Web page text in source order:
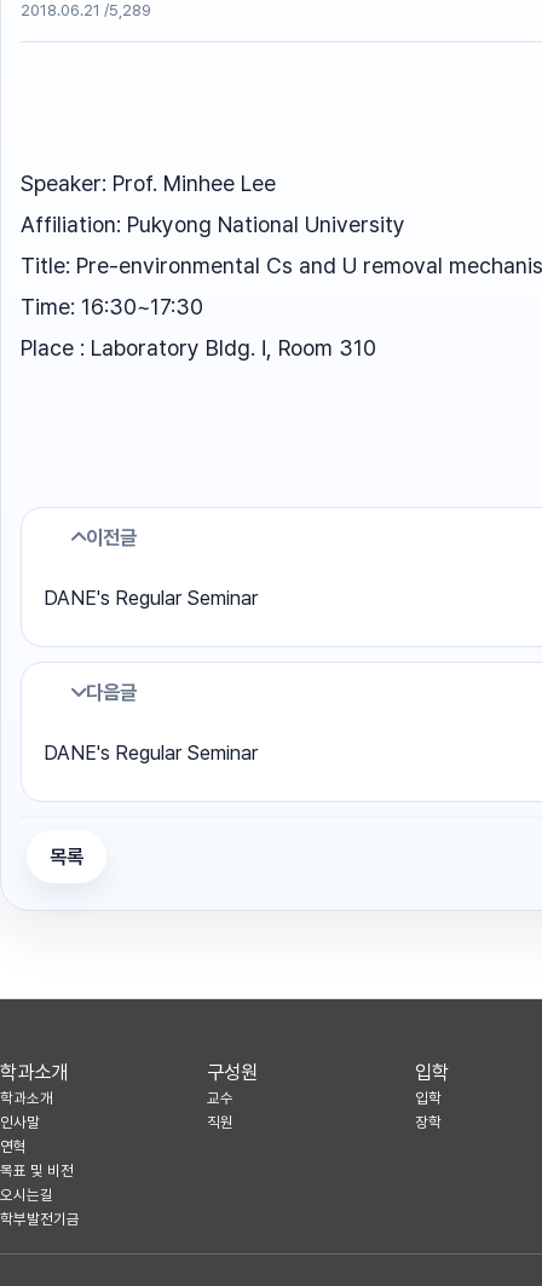
2018.06.21 /5,289
Speaker: Prof. Minhee Lee
Affiliation: Pukyong National University
Title: Pre-environmental Cs and U removal
Time: 16:30~17:30
Place : Laboratory Bldg. Ⅰ, Room 310
이전글
DANE's Regular Seminar
다음글
DANE's Regular Seminar
목록
학과소개
학과소개
인사말
연혁
목표 및 비전
오시는길
학부발전기금
구성원
교수
직원
입학
입학
장학